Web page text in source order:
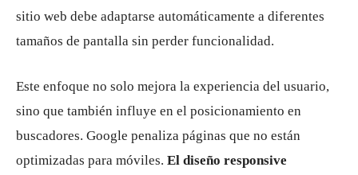
sitio web debe adaptarse automáticamente a diferentes
tamaños de pantalla sin perder funcionalidad.
Este enfoque no solo mejora la experiencia del usuario,
sino que también influye en el posicionamiento en
buscadores. Google penaliza páginas que no están
optimizadas para móviles. El diseño responsive